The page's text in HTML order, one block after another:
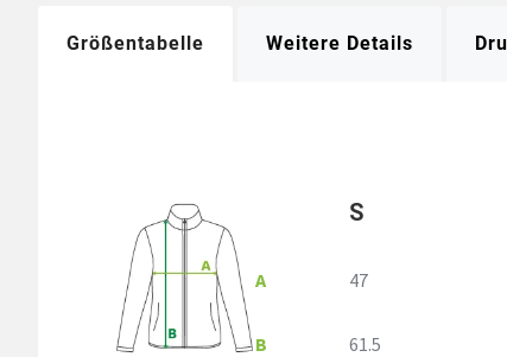
Größentabelle Weitere Details
S
A 47
B 61.5